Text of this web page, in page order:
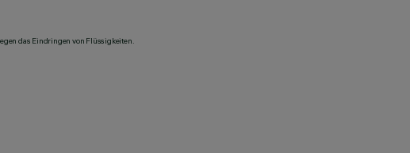
das Eindringen von Flüssigkeiten.